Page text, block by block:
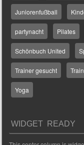
Juniorenfußball
partynacht Pilates
Schönbuch United
Trainer gesucht
Yoga
WIDGET READY